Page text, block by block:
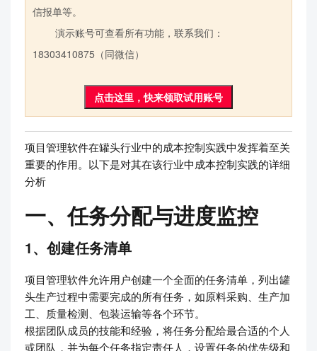
信报单等。
演示账号可查看所有功能，联系我们：
18303410875（同微信）
点击这里，快来领取试用账号
项目管理软件在罐头行业中的成本控制实践中发挥着至关
重要的作用。以下是对其在该行业中成本控制实践的详细
分析
一、任务分配与进度监控
1、创建任务清单
项目管理软件允许用户创建一个全面的任务清单，列出罐
头生产过程中需要完成的所有任务，如原料采购、生产加
工、质量检测、包装运输等各个环节。
根据团队成员的技能和经验，将任务分配给最合适的个人
或团队，并为每个任务指定责任人，设置任务的优先级和